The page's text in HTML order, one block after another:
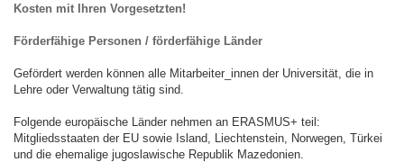
Kosten mit Ihren Vorgesetzten!
Förderfähige Personen / förderfähige Länder
Gefördert werden können alle Mitarbeiter_innen der Universität, die in
Lehre oder Verwaltung tätig sind.
Folgende europäische Länder nehmen an ERASMUS+ teil:
Mitgliedsstaaten der EU sowie Island, Liechtenstein, Norwegen, Türkei
und die ehemalige jugoslawische Republik Mazedonien.